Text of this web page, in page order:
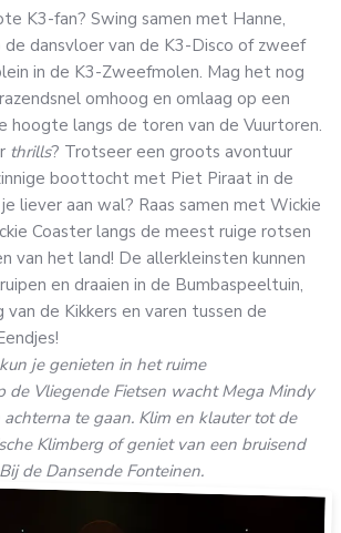
K3-fan? Swing samen met Hanne,
de dansvloer van de K3-Disco of zweef
in de K3-Zweefmolen. Mag het nog
omhoog en omlaag op een
hoogte langs de toren van de Vuurtoren.
thrills? Trotseer een groots avontuur
boottocht met Piet Piraat in de
liever aan wal? Raas samen met Wickie
Coaster langs de meest ruige rotsen
van het land! De allerkleinsten kunnen
en draaien in de Bumbaspeeltuin,
van de Kikkers en varen tussen de
je genieten in het ruime
de Vliegende Fietsen wacht Mega Mindy
te gaan. Klim en klauter tot de
Klimberg of geniet van een bruisend
de Dansende Fonteinen.